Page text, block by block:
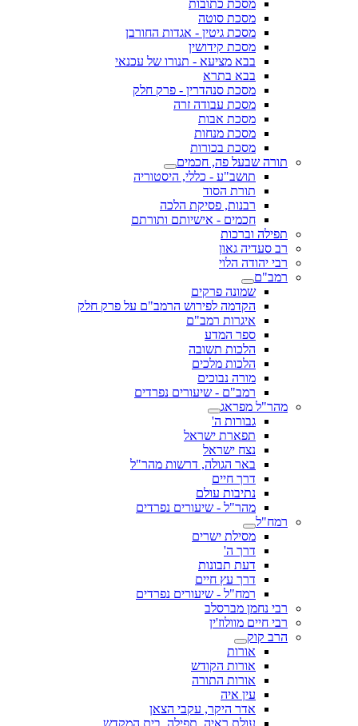
מסכת כתובות
מסכת סוטה
מסכת גיטין - אגדות החורבן
מסכת קידושין
בבא מציעא - תנורו של עכנאי
בבא בתרא
מסכת סנהדרין - פרק חלק
מסכת עבודה זרה
מסכת אבות
מסכת מנחות
מסכת בכורות
תורה שבעל פה, חכמים
תושב"ע - כללי, היסטוריה
תורת הסוד
רבנות, פסיקת הלכה
חכמים - אישיותם ותורתם
תפילה וברכות
רב סעדיה גאון
רבי יהודה הלוי
רמב"ם
שמונה פרקים
הקדמה לפירוש הרמב"ם על פרק חלק
איגרות רמב"ם
ספר המדע
הלכות תשובה
הלכות מלכים
מורה נבוכים
רמב"ם - שיעורים נפרדים
מהר"ל מפראג
גבורות ה'
תפארת ישראל
נצח ישראל
באר הגולה, דרשות מהר"ל
דרך חיים
נתיבות עולם
מהר"ל - שיעורים נפרדים
רמח"ל
מסילת ישרים
דרך ה'
דעת תבונות
דרך עץ חיים
רמח"ל - שיעורים נפרדים
רבי נחמן מברסלב
רבי חיים מוולוז'ין
הרב קוק
אורות
אורות הקודש
אורות התורה
עין איה
אדר היקר, עקבי הצאן
עולת ראיה, תפילה, בית המקדש